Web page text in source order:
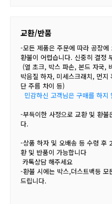
교환/반품
-모든 제품은 주문에 따라 공장
환불이 어렵습니다. 신중히 결정
(열 초크, 박스 파손, 본드 자국,
박음질 하자, 미세스크래치, 먼
단 주름 차이 등)
민감하신 고객님은 구매를 하지
-부득이한 사정으로 교환 및 환
다.
-상품 하자 및 오배송 등 수령 후
환 및 반품이 가능합니다
카톡상담 해주세요
-환불 시에는 박스,더스트백등
드립니다.